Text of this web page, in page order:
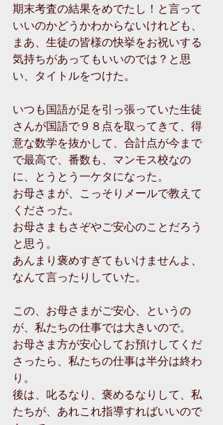
期末考査の結果をめでたし！と言って
いいのかどうかわからないけれども、
まあ、生徒の皆様の快挙をお祝いする
気持ちがあってもいいのでは？と思
い、タイトルをつけた。
いつも国語が足を引っ張っていた生徒
さんが国語で９８点を取ってきて、得
意な数学を抜かして、合計点が今まで
で最高で、番数も、マンモス校なの
に、とうとう一ケタになった。
お母さまが、こっそりメールで教えて
くださった。
お母さまもさぞやご安心のことだろう
と思う。
あんまり褒めすぎてもいけませんよ、
なんて言ったりしていた。
この、お母さまがご安心、というの
が、私たちの仕事では大きいので。
お母さま方が安心してお預けしてくだ
さったら、私たちの仕事は半分は終わ
り。
後は、叱るなり、褒めるなりして、私
たちが、あれこれ指導すればいいので